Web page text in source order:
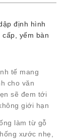
định hình
yếm bàn
tế mang
cho văn
sẽ đem tới
giới hạn
làm từ gỗ
xước nhẹ,